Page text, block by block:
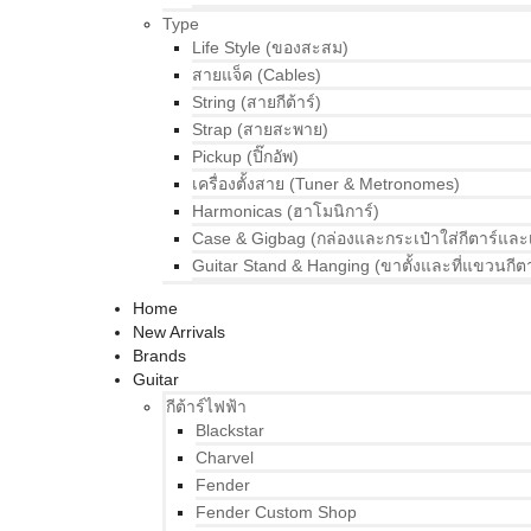
Type
Life Style (ของสะสม)
สายแจ็ค (Cables)
String (สายกีต้าร์)
Strap (สายสะพาย)
Pickup (ปิ๊กอัพ)
เครื่องตั้งสาย (Tuner & Metronomes)
Harmonicas (ฮาโมนิการ์)
Case & Gigbag (กล่องและกระเป๋าใส่กีตาร์และ
Guitar Stand & Hanging (ขาตั้งและที่แขวนกีต
Home
New Arrivals
Brands
Guitar
กีต้าร์ไฟฟ้า
Blackstar
Charvel
Fender
Fender Custom Shop